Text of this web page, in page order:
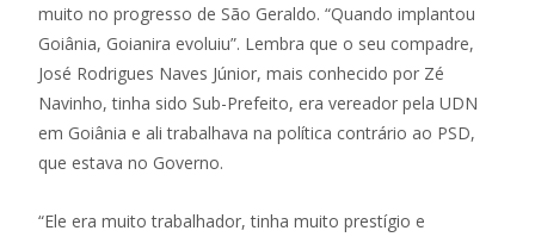
muito no progresso de São Geraldo. “Quando implantou
Goiânia, Goianira evoluiu”. Lembra que o seu compadre,
José Rodrigues Naves Júnior, mais conhecido por Zé
Navinho, tinha sido Sub-Prefeito, era vereador pela UDN
em Goiânia e ali trabalhava na política contrário ao PSD,
que estava no Governo.
“Ele era muito trabalhador, tinha muito prestígio e